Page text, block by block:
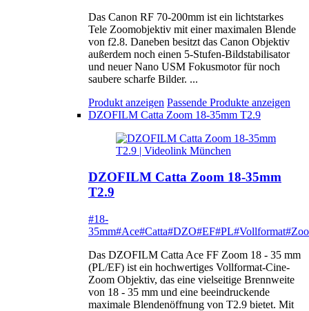
Das Canon RF 70-200mm ist ein lichtstarkes
Tele Zoomobjektiv mit einer maximalen Blende
von f2.8. Daneben besitzt das Canon Objektiv
außerdem noch einen 5-Stufen-Bildstabilisator
und neuer Nano USM Fokusmotor für noch
saubere scharfe Bilder. ...
Produkt anzeigen Passende Produkte anzeigen
DZOFILM Catta Zoom 18-35mm T2.9
DZOFILM Catta Zoom 18-35mm
T2.9
#18-
35mm#Ace#Catta#DZO#EF#PL#Vollformat
Das DZOFILM Catta Ace FF Zoom 18 - 35 mm
(PL/EF) ist ein hochwertiges Vollformat-Cine-
Zoom Objektiv, das eine vielseitige Brennweite
von 18 - 35 mm und eine beeindruckende
maximale Blendenöffnung von T2.9 bietet. Mit